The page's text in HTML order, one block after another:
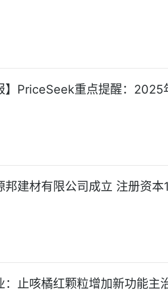
】PriceSeek重点提醒：
邦建材有限公司成立 注册资
：止咳橘红颗粒增加新功能主